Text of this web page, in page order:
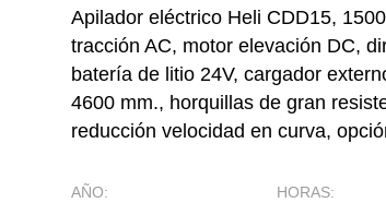
Apilador eléctrico Heli CDD15,
tracción AC, motor elevación DC,
batería de litio 24V, cargador
4600 mm., horquillas de gran
reducción velocidad en curva,
AÑO: HORAS: